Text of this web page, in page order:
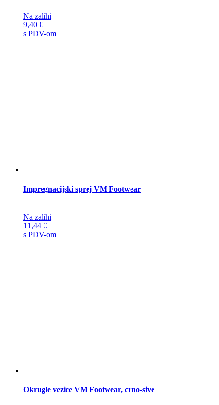
Na zalihi
9,40 €
s PDV-om
Impregnacijski sprej VM Footwear
Na zalihi
11,44 €
s PDV-om
Okrugle vezice VM Footwear, crno-sive